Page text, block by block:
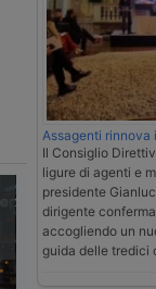
logistica in
Polonia
Assagenti
Il Consiglio
ligure di agenti e
presidente
dirigente
accogliendo un
guida delle tredici